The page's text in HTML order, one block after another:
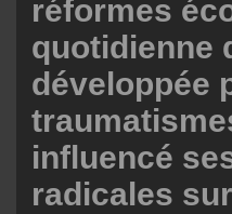
réformes
quotidienne
développée
influencé
radicales